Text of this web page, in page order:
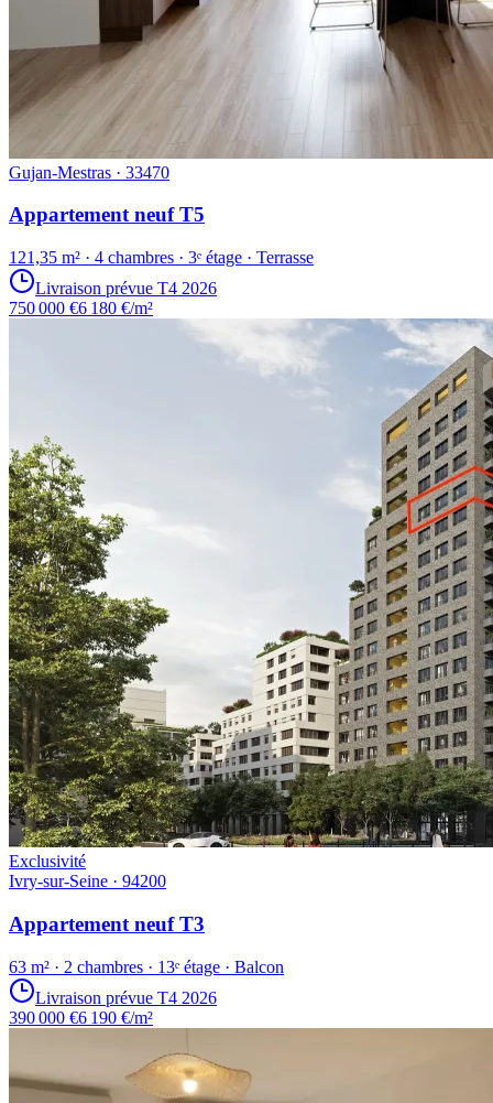
Gujan-Mestras · 33470
Appartement neuf T5
121,35 m² · 4 chambres · 3ᵉ étage · Terrasse
Livraison prévue T4 2026
750 000 €6 180 €/m²
Exclusivité
Ivry-sur-Seine · 94200
Appartement neuf T3
63 m² · 2 chambres · 13ᵉ étage · Balcon
Livraison prévue T4 2026
390 000 €6 190 €/m²